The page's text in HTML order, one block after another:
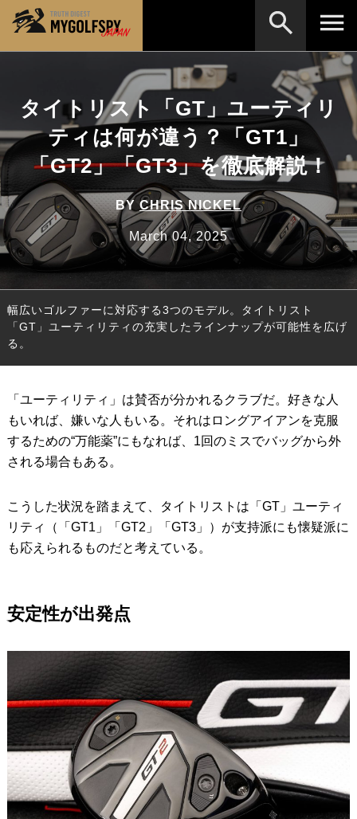
タイトリスト「GT」ユーティリ
ティは何が違う？「GT1」
「GT2」「GT3」を徹底解説！
BY CHRIS NICKEL
March 04, 2025
幅広いゴルファーに対応する3つのモデル。タイトリスト
「GT」ユーティリティの充実したラインナップが可能性を広げ
る。
「ユーティリティ」は賛否が分かれるクラブだ。好きな人
もいれば、嫌いな人もいる。それはロングアイアンを克服
するための“万能薬”にもなれば、1回のミスでバッグから外
される場合もある。
こうした状況を踏まえて、タイトリストは「GT」ユーティ
リティ（「GT1」「GT2」「GT3」）が支持派にも懐疑派に
も応えられるものだと考えている。
安定性が出発点
テストランキング
NEW RELEASES 新製品情報
HOW TO ゴルフ上達・実践テクニック
LAB テスト・データ検証
Golf News ゴルフニュース
REVIEWS 製品レビュー
FAIRWAY WOODS フェアウェイウッド
HYBRIDS
WEDGES ウェッジ
PUTTERS
Editor’s Picks 編集部のおすすめ
Our Team 私たちのチーム
ABOUT US MyGolfSpyJapanとは？
※メーカー名やクラブ名など、検索したい事柄を入
力してください。
検索